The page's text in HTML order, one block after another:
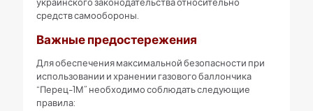
средств самообороны.
Важные предостережения
Для обеспечения максимальной безопасности при
использовании и хранении газового баллончика
“Перец-1М” необходимо соблюдать следующие
правила: